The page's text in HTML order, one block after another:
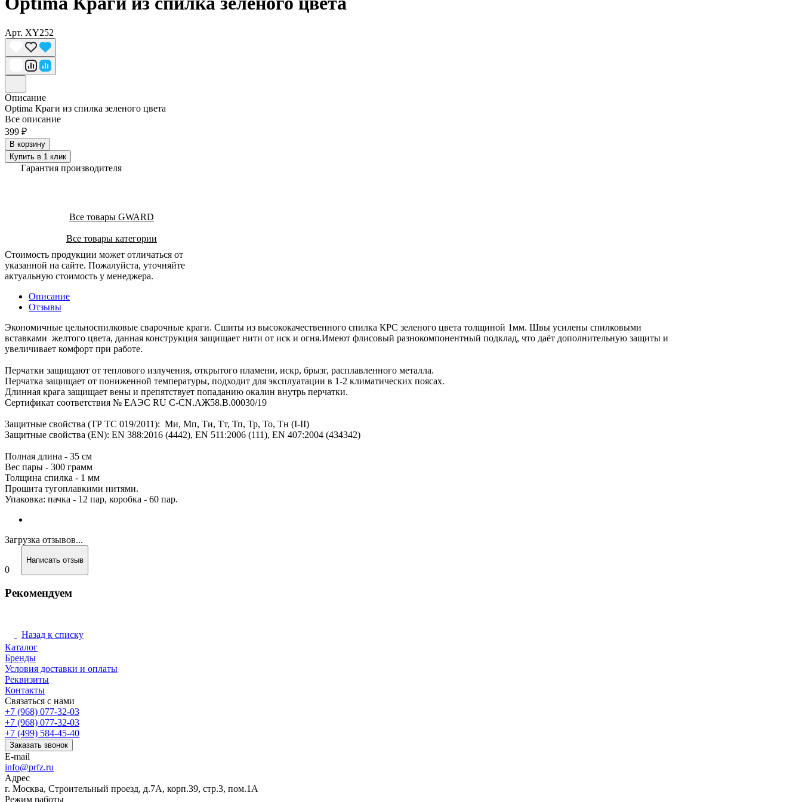
Арт. XY252
Описание
Optima Краги из спилка зеленого цвета
Все описание
399 ₽
В корзину
Купить в 1 клик
Гарантия производителя
Все товары GWARD
Все товары категории
Стоимость продукции может отличаться от
указанной на сайте. Пожалуйста, уточняйте
актуальную стоимость у менеджера.
Описание
Отзывы
Экономичные цельноспилковые сварочные краги. Сшиты из высококачественного спилка КРС зеленого цвета толщиной 1мм. Швы усилены спилковыми
вставками желтого цвета, данная конструкция защищает нити от иск и огня.Имеют флисовый разнокомпонентный подклад, что даёт дополнительную защиты и
увеличивает комфорт при работе.
Перчатки защищают от теплового излучения, открытого пламени, искр, брызг, расплавленного металла.
Перчатка защищает от пониженной температуры, подходит для эксплуатации в 1-2 климатических поясах.
Длинная крага защищает вены и препятствует попаданию окалин внутрь перчатки.
Сертификат соответствия № EAЭС RU C-CN.АЖ58.В.00030/19
Защитные свойства (ТР ТС 019/2011): Ми, Мп, Ти, Тт, Тп, Тр, То, Тн (I-II)
Защитные свойства (EN): EN 388:2016 (4442), EN 511:2006 (111), EN 407:2004 (434342)
Полная длина - 35 см
Вес пары - 300 грамм
Толщина спилка - 1 мм
Прошита тугоплавкими нитями.
Упаковка: пачка - 12 пар, коробка - 60 пар.
Загрузка отзывов...
0
Написать отзыв
Рекомендуем
Назад к списку
Каталог
Бренды
Условия доставки и оплаты
Реквизиты
Контакты
Связаться с нами
+7 (968) 077-32-03
+7 (968) 077-32-03
+7 (499) 584-45-40
Заказать звонок
E-mail
info@prfz.ru
Адрес
г. Москва, Строительный проезд, д.7А, корп.39, стр.3, пом.1А
Режим работы